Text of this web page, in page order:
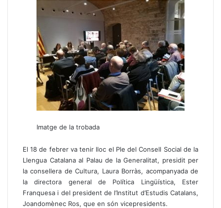
Imatge de la trobada
El 18 de febrer va tenir lloc el Ple del Consell Social de la
Llengua Catalana al Palau de la Generalitat, presidit per
la consellera de Cultura, Laura Borràs, acompanyada de
la directora general de Política Lingüística, Ester
Franquesa i del president de l’Institut d’Estudis Catalans,
Joandomènec Ros, que en són vicepresidents.